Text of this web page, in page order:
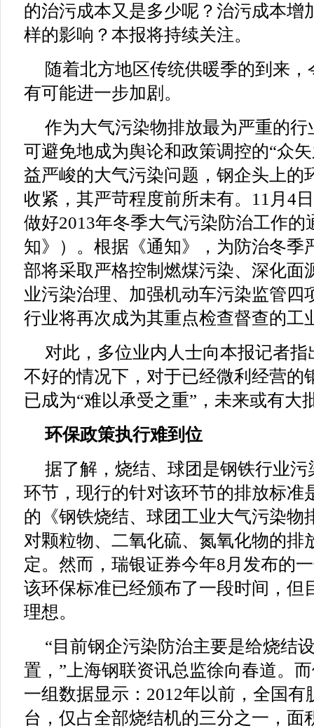
的治污成本又是多少呢？治污成本增
样的影响？本报将持续关注。
随着北方地区传统供暖季的到来
有可能进一步加剧。
作为大气污染物排放最为严重的
可避免地成为舆论和政策调控的“众
益严峻的大气污染问题，钢企头上的
收紧，其严苛程度前所未有。11月4
做好2013年冬季大气污染防治工作的
知》）。根据《通知》，为防治冬季
部将采取严格控制燃煤污染、深化面
业污染治理、加强机动车污染监管四
行业将再次成为其重点检查督查的工
对此，多位业内人士向本报记者
不好的情况下，对于已经微利经营的
已成为“难以承受之重”，未来或有大
环保政策执行难到位
据了解，烧结、球团是钢铁行业
环节，现行的针对该环节的排放标准
的《钢铁烧结、球团工业大气污染物
对颗粒物、二氧化硫、氮氧化物的排
定。然而，瑞银证券今年8月发布的
该环保标准已经颁布了一段时间，但
理想。
“目前钢企污染防治主要是给烧结
置，”上海钢联资讯总监徐向春道。
一组数据显示：2012年以前，全国有
台，仅占全部烧结机的三分之一，面